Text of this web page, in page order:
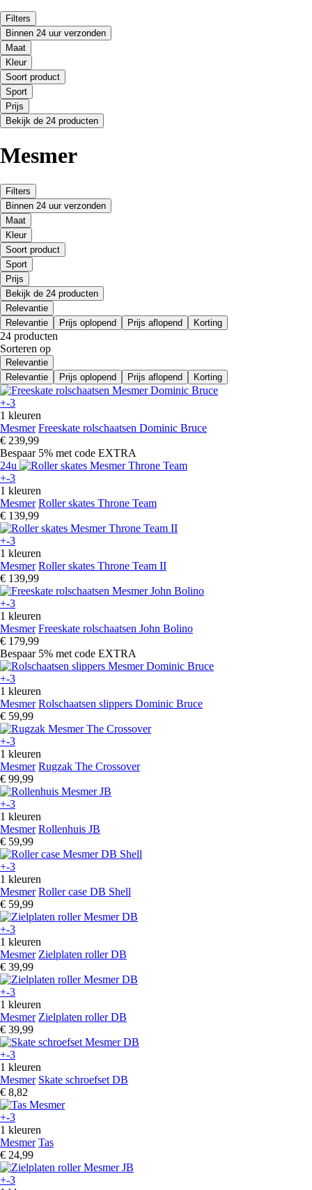
Filters
Binnen 24 uur verzonden
Maat
Kleur
Soort product
Sport
Prijs
Bekijk de 24 producten
Mesmer
Filters
Binnen 24 uur verzonden
Maat
Kleur
Soort product
Sport
Prijs
Bekijk de 24 producten
Relevantie
Relevantie
Prijs oplopend Prijs aflopend Korting
24 producten
Sorteren op
Relevantie
Relevantie
Prijs oplopend Prijs aflopend Korting
+-3
1 kleuren
Mesmer Freeskate rolschaatsen Dominic Bruce
€ 239,99
Bespaar 5% met code EXTRA
24u
+-3
1 kleuren
Mesmer Roller skates Throne Team
€ 139,99
+-3
1 kleuren
Mesmer Roller skates Throne Team II
€ 139,99
+-3
1 kleuren
Mesmer Freeskate rolschaatsen John Bolino
€ 179,99
Bespaar 5% met code EXTRA
+-3
1 kleuren
Mesmer Rolschaatsen slippers Dominic Bruce
€ 59,99
+-3
1 kleuren
Mesmer Rugzak The Crossover
€ 99,99
+-3
1 kleuren
Mesmer Rollenhuis JB
€ 59,99
+-3
1 kleuren
Mesmer Roller case DB Shell
€ 59,99
+-3
1 kleuren
Mesmer Zielplaten roller DB
€ 39,99
+-3
1 kleuren
Mesmer Zielplaten roller DB
€ 39,99
+-3
1 kleuren
Mesmer Skate schroefset DB
€ 8,82
+-3
1 kleuren
Mesmer Tas
€ 24,99
+-3